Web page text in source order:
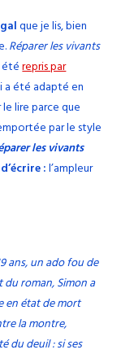
que je lis, bien
Réparer les vivants
étérepris par
a été adapté en
lire parce que
par le style
les vivants
: l’ampleur
ans, un ado fou de
du roman, Simon a
en état de mort
la montre,
du deuil : si ses